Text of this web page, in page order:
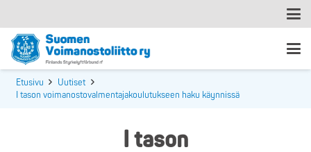
Etusivu
Uutiset
I tason voimanostovalmentajakoulutukseen haku käynnissä
I tason